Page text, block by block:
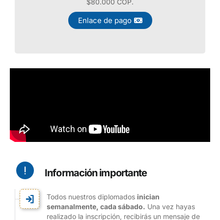
$80.000 COP.
Enlace de pago
Información importante
Todos nuestros diplomados inician
semanalmente, cada sábado. Una vez hayas
realizado la inscripción, recibirás un mensaje de